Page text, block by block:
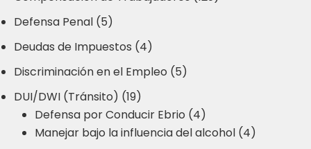
Defensa Penal (5)
Deudas de Impuestos (4)
Discriminación en el Empleo (5)
DUI/DWI (Tránsito) (19)
Defensa por Conducir Ebrio (4)
Manejar bajo la influencia del alcohol (4)